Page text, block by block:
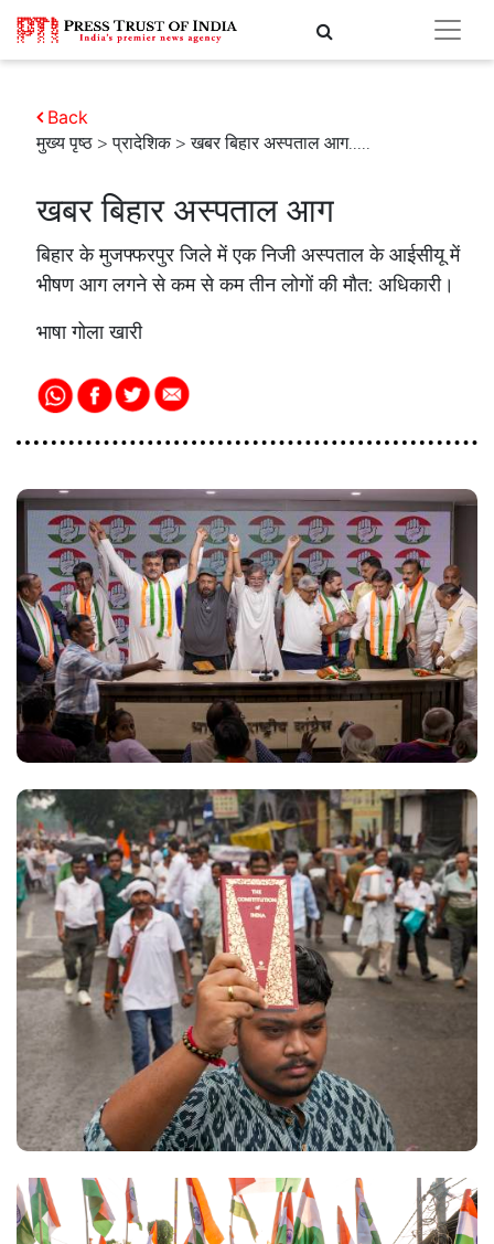
मुख्य पृष्ठ >प्रादेशिक> खबर बिहार अस्पताल आग.....
Back
खबर बिहार अस्पताल आग
बिहार के मुजफ्फरपुर जिले में एक निजी अस्पताल के आईसीयू में
भीषण आग लगने से कम से कम तीन लोगों की मौत: अधिकारी।
भाषा गोला खारी